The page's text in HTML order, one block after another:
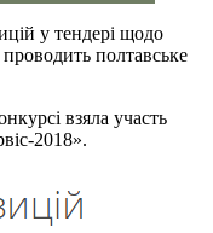
у тендері щодо
проводить полтавське
взяла участь
2018».